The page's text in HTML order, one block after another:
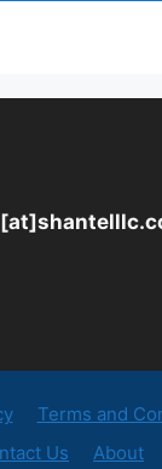
Terms and
Us
About